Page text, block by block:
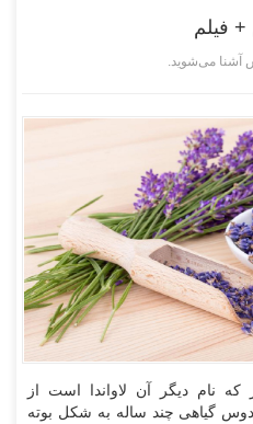
فیلم
آشنا می‌شوید.
نام دیگر آن لاواندا است از
گیاهی چند ساله به شکل بوته